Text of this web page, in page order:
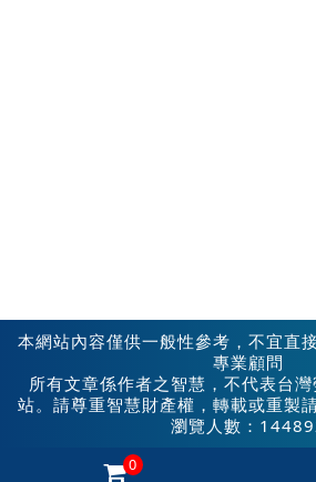
0
本網站內容僅供一般性參考，不宜直
專業顧問
所有文章係作者之智慧，不代表台
站。請尊重智慧財產權，轉載或重製
瀏覽人數：